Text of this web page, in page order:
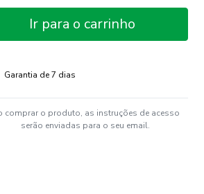
Ir para o carrinho
Garantia de 7 dias
comprar o produto, as instruções de acesso
serão enviadas para o seu email.